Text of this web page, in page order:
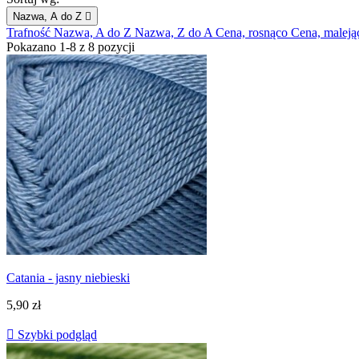
Nazwa, A do Z 
Trafność Nazwa, A do Z Nazwa, Z do ACena, rosnąco Cena,
Pokazano 1-8 z 8 pozycji
Catania - jasny niebieski
5,90 zł
 Szybki podgląd